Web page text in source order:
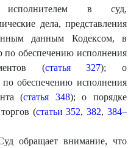
исполнителем в суд,
дела, представления
данным Кодексом, в
по обеспечению исполнения
(статья 327); о
обеспечению исполнения
(статья 348); о порядке
(статьи 352,382,384–
обращает внимание, что